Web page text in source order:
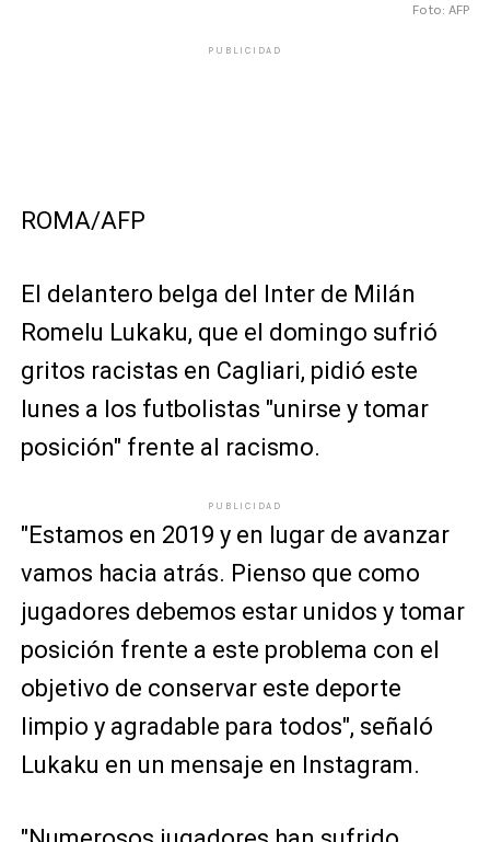
Foto: AFP
PUBLICIDAD
ROMA/AFP
El delantero belga del Inter de Milán
Romelu Lukaku, que el domingo sufrió
gritos racistas en Cagliari, pidió este
lunes a los futbolistas "unirse y tomar
posición" frente al racismo.
PUBLICIDAD
"Estamos en 2019 y en lugar de avanzar
vamos hacia atrás. Pienso que como
jugadores debemos estar unidos y tomar
posición frente a este problema con el
objetivo de conservar este deporte
limpio y agradable para todos", señaló
Lukaku en un mensaje en Instagram.